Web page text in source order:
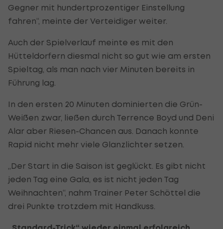
Gegner mit hundertprozentiger Einstellung
fahren“, meinte der Verteidiger weiter.
Auch der Spielverlauf meinte es mit den
Hütteldorfern diesmal nicht so gut wie am ersten
Spieltag, als man nach vier Minuten bereits in
Führung lag.
In den ersten 20 Minuten dominierten die Grün-
Weißen zwar, ließen durch Terrence Boyd und Deni
Alar aber Riesen-Chancen aus. Danach konnte
Rapid nicht mehr viele Glanzlichter setzen.
„Der Start in die Saison ist geglückt. Es gibt nicht
jeden Tag eine Gala, es ist nicht jeden Tag
Weihnachten“, nahm Trainer Peter Schöttel die
drei Punkte trotzdem mit Handkuss.